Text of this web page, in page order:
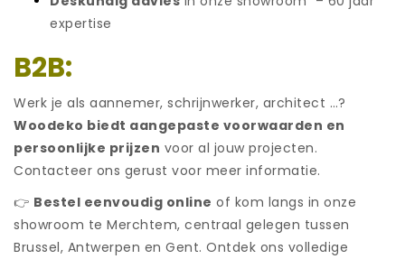
expertise
B2B:
Werk je als aannemer, schrijnwerker, architect …?
Woodeko biedt aangepaste voorwaarden en
persoonlijke prijzen voor al jouw projecten.
Contacteer ons gerust voor meer informatie.
👉 Bestel eenvoudig online of kom langs in onze
showroom te Merchtem, centraal gelegen tussen
Brussel, Antwerpen en Gent. Ontdek ons volledige